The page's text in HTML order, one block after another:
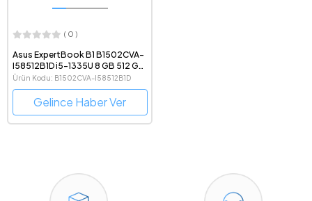
( 0 )
Asus ExpertBook B1 B1502CVA-
I58512B1D i5-1335U 8 GB 512 GB
SSD Iris Xe Graphics 15.6" Full HD
Notebook
Ürün Kodu: B1502CVA-I58512B1D
Gelince Haber Ver